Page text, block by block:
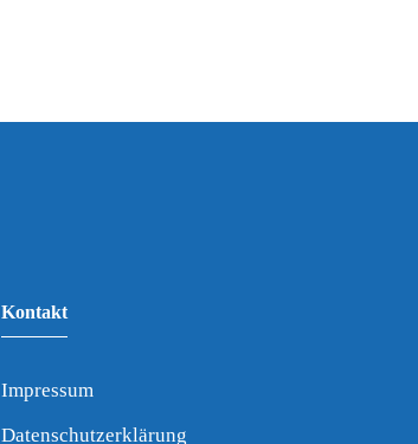
Kontakt
Impressum
Datenschutzerklärung